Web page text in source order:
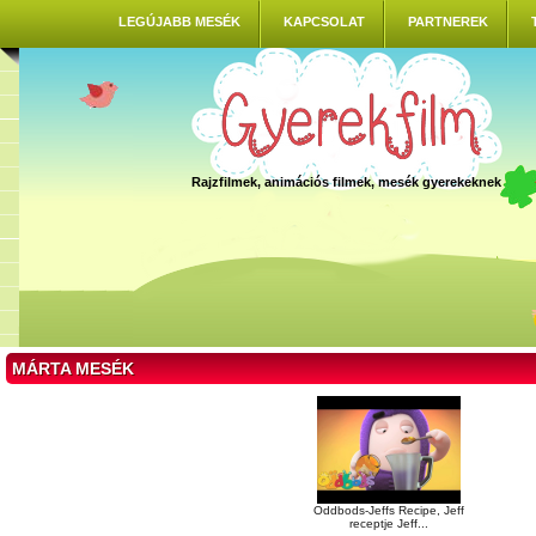
LEGÚJABB MESÉK KAPCSOLAT PARTNEREK
Rajzfilmek, animációs filmek, mesék gyerekeknek
MÁRTA MESÉK
Oddbods-Jeffs Recipe, Jeff
receptje Jeff...